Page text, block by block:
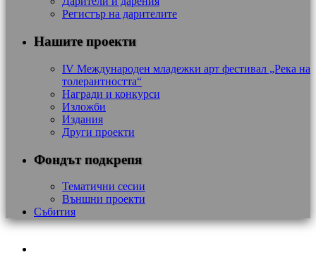
Регистър на дарителите
Нашите проекти
IV Международен младежки арт фестивал „Река на
толерантността“
Награди и конкурси
Изложби
Издания
Други проекти
Фондът подкрепя
Тематични сесии
Външни проекти
Събития